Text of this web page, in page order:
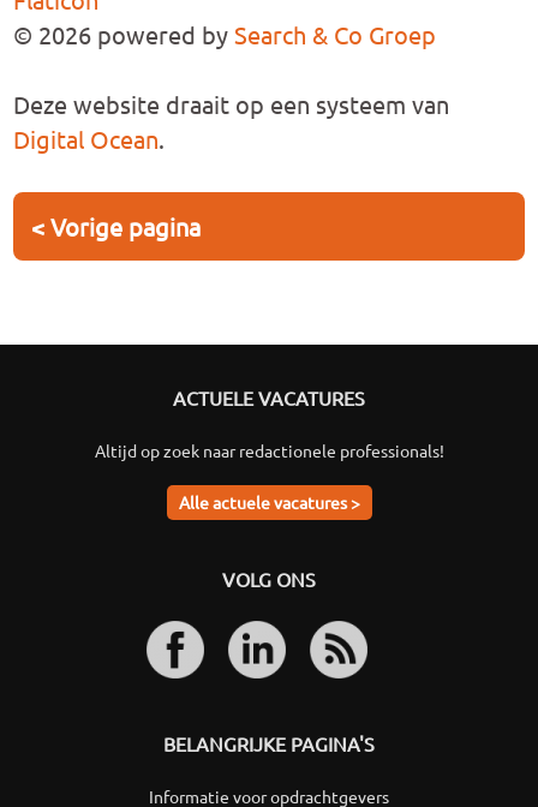
© 2026 powered bySearch & Co Groep
Deze website draait op een systeem van
Digital Ocean.
< Vorige pagina
ACTUELE VACATURES
Altijd op zoek naar redactionele professionals!
Alle actuele vacatures >
VOLG ONS
BELANGRIJKE PAGINA'S
Informatie voor opdrachtgevers